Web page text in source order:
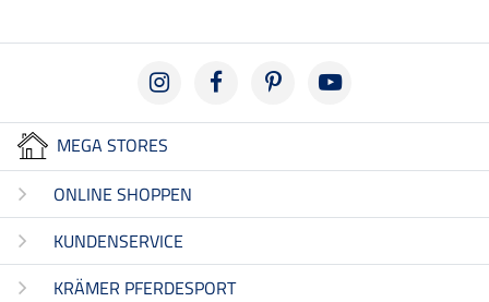
MEGA STORES
ONLINE SHOPPEN
KUNDENSERVICE
KRÄMER PFERDESPORT